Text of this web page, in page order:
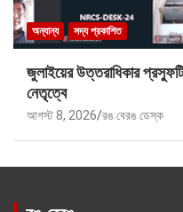
অন্যান্য সদ্য প্রকাশিত
জুলাইয়ের উত্তরাধিকার
নেতৃত্বে
আগস্ট 8, 2026 রঙ বেরঙ ডেস্ক